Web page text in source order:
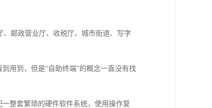
邮政营业厅、收税厅、城市街道、写字
用到，但是“自助终端”的概念一直没有找
整套繁琐的硬件软件系统，使用操作复